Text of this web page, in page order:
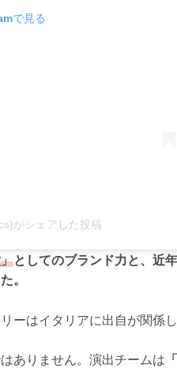
で見る
がシェアした投稿
としてのブランド力と、近
。
ーはイタリアに出自が関係
ありません。演出チームは